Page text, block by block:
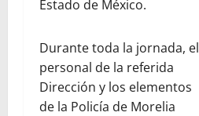
Estado de México.
Durante toda la jornada, el
personal de la referida
Dirección y los elementos
de la Policía de Morelia